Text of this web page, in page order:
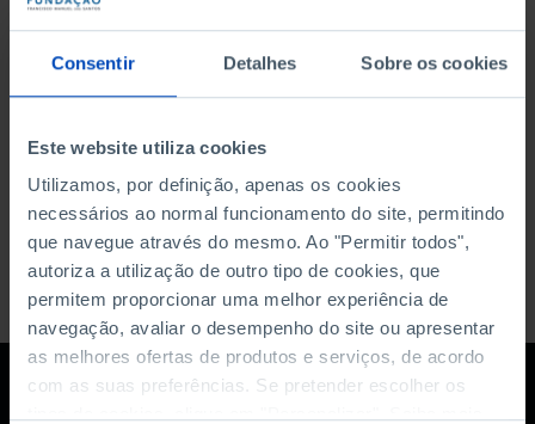
Consentir Detalhes Sobre os cookies
Este website utiliza cookies
Utilizamos, por definição, apenas os cookies
necessários ao normal funcionamento do site, permitindo
que navegue através do mesmo. Ao "Permitir todos",
autoriza a utilização de outro tipo de cookies, que
permitem proporcionar uma melhor experiência de
navegação, avaliar o desempenho do site ou apresentar
as melhores ofertas de produtos e serviços, de acordo
com as suas preferências. Se pretender escolher os
DATA DE INÍCIO
DATA DE FIM